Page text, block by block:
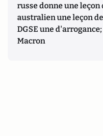
russe donne une leçon
australien une leçon
DGSE une
Macron